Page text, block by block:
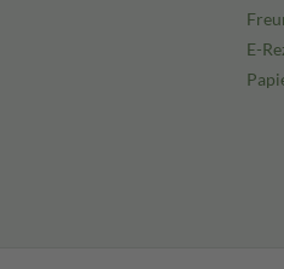
E-